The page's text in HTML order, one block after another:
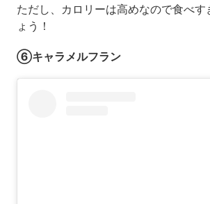
ただし、カロリーは高めなので食べす
ょう！
⑥キャラメルフラン